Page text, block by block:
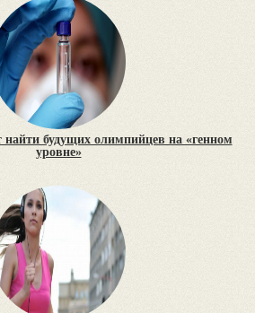
найти будущих олимпийцев на «генном
уровне»